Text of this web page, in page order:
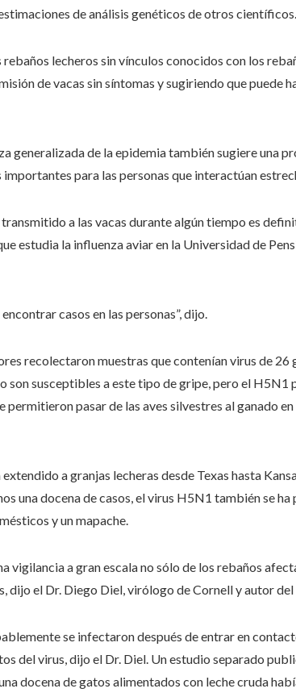
de análisis genéticos de otros científicos.
rebaños lecheros sin vínculos conocidos con los
de vacas sin síntomas y sugiriendo que puede
generalizada de la epidemia también sugiere una
para las personas que interactúan
transmitido a las vacas durante algún tiempo es
estudia la influenza aviar en la Universidad de
casos en las personas”, dijo.
recolectaron muestras que contenían virus de 26
son susceptibles a este tipo de gripe, pero el H5N1
pasar de las aves silvestres al ganado en
a granjas lecheras desde Texas hasta
una docena de casos, el virus H5N1 también se ha
y un mapache.
vigilancia a gran escala no sólo de los rebaños
dijo el Dr. Diego Diel, virólogo de Cornell y autor
se infectaron después de entrar en
del virus, dijo el Dr. Diel. Un estudio separado
docena de gatos alimentados con leche cruda